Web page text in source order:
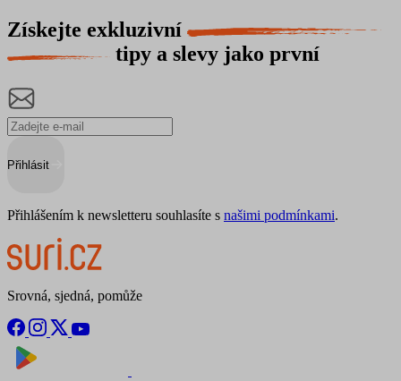
Získejte exkluzivní
tipy a slevy jako první
Přihlásit
Přihlášením k newsletteru souhlasíte s našimi podmínkami.
Srovná, sjedná, pomůže